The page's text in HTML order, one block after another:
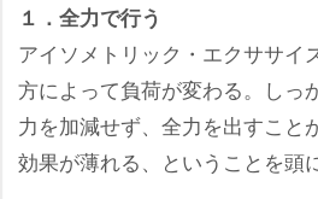
１．全力で行う
アイソメトリック・エクササイ
方によって負荷が変わる。しっ
力を加減せず、全力を出すこと
効果が薄れる、ということを頭